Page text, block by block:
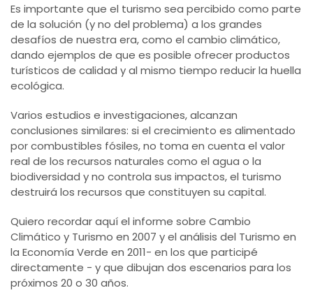
Es importante que el turismo sea percibido como parte
de la solución (y no del problema) a los grandes
desafíos de nuestra era, como el cambio climático,
dando ejemplos de que es posible ofrecer productos
turísticos de calidad y al mismo tiempo reducir la huella
ecológica.
Varios estudios e investigaciones, alcanzan
conclusiones similares: si el crecimiento es alimentado
por combustibles fósiles, no toma en cuenta el valor
real de los recursos naturales como el agua o la
biodiversidad y no controla sus impactos, el turismo
destruirá los recursos que constituyen su capital.
Quiero recordar aquí el informe sobre Cambio
Climático y Turismo en 2007 y el análisis del Turismo en
la Economía Verde en 2011- en los que participé
directamente - y que dibujan dos escenarios para los
próximos 20 o 30 años.